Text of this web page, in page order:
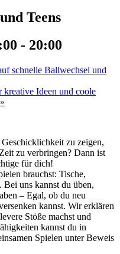
Teens
- 20:00
schnelle Ballwechsel und
Ideen und coole
»
zu zeigen,
zu verbringen? Dann ist
für dich!
brauchst: Tische,
Bei uns kannst du üben,
– Egal, ob du neu
kannst. Wir erklären
Stöße machst und
kannst du in
Spielen unter Beweis